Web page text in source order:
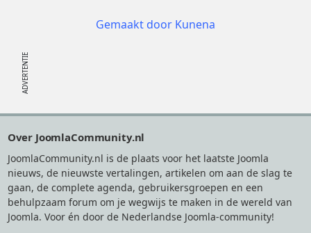
Gemaakt door Kunena
Over JoomlaCommunity.nl
JoomlaCommunity.nl is de plaats voor het laatste Joomla
nieuws, de nieuwste vertalingen, artikelen om aan de slag te
gaan, de complete agenda, gebruikersgroepen en een
behulpzaam forum om je wegwijs te maken in de wereld van
Joomla. Voor én door de Nederlandse Joomla-community!